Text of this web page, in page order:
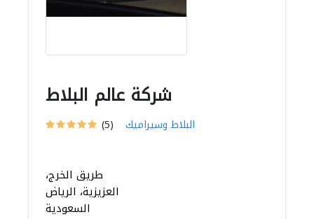
شركة عالم البلاط
(5) البلاط وسيراميك
طريق الخرج،
العزيزية، الرياض
السعودية